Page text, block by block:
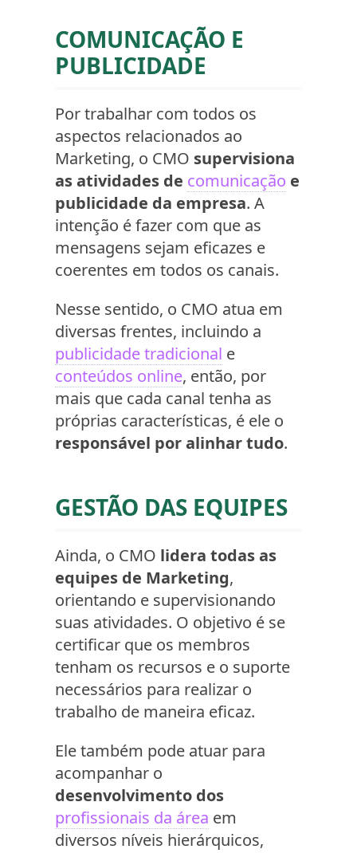
COMUNICAÇÃO E
PUBLICIDADE
Por trabalhar com todos os
aspectos relacionados ao
Marketing, o CMO supervisiona
as atividades de comunicação e
publicidade da empresa. A
intenção é fazer com que as
mensagens sejam eficazes e
coerentes em todos os canais.
Nesse sentido, o CMO atua em
diversas frentes, incluindo a
publicidade tradicional e
conteúdos online, então, por
mais que cada canal tenha as
próprias características, é ele o
responsável por alinhar tudo.
GESTÃO DAS EQUIPES
Ainda, o CMO lidera todas as
equipes de Marketing,
orientando e supervisionando
suas atividades. O objetivo é se
certificar que os membros
tenham os recursos e o suporte
necessários para realizar o
trabalho de maneira eficaz.
Ele também pode atuar para
acompanhar o
desenvolvimento dos
profissionais da área em
diversos níveis hierárquicos,